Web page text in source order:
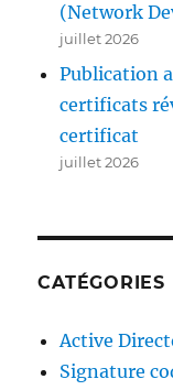
(Network
juillet 2026
Publication
certificats
certificat
juillet 2026
CATÉGORIES
Active
Signature